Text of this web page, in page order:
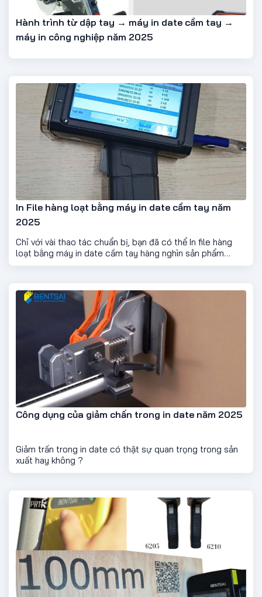
Hành trình từ dập tay → máy in date cầm tay →
máy in công nghiệp năm 2025
In File hàng loạt bằng máy in date cầm tay năm
2025
Chỉ với vài thao tác chuẩn bị, bạn đã có thể In file hàng
loạt bằng máy in date cầm tay hàng nghìn sản phẩm
nhanh chóng, chính xác và tiết kiệm.
Công dụng của giảm chấn trong in date năm 2025
Giảm trấn trong in date có thật sự quan trọng trong sản
xuất hay không ?